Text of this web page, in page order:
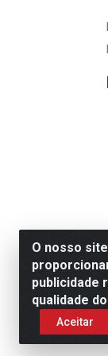
O nosso
publicidade
qualidade
Aceitar